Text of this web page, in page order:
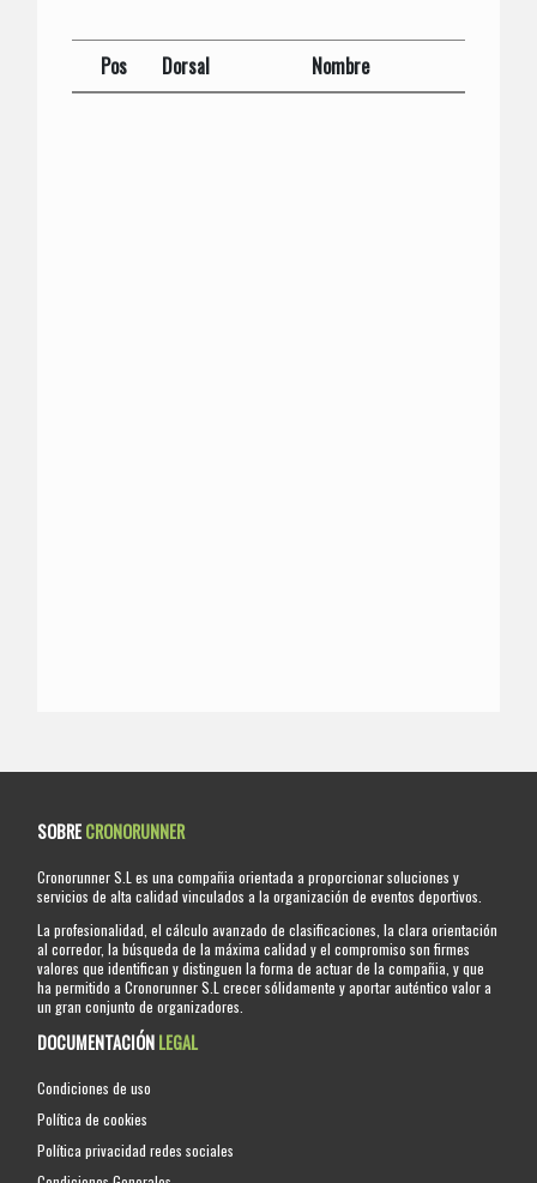
Pos Dorsal Nombre
SOBRECRONORUNNER
Cronorunner S.L es una compañia orientada a proporcionar soluciones y
servicios de alta calidad vinculados a la organización de eventos deportivos.
La profesionalidad, el cálculo avanzado de clasificaciones, la clara orientación
al corredor, la búsqueda de la máxima calidad y el compromiso son firmes
valores que identifican y distinguen la forma de actuar de la compañia, y que
ha permitido a Cronorunner S.L crecer sólidamente y aportar auténtico valor a
un gran conjunto de organizadores.
DOCUMENTACIÓNLEGAL
Condiciones de uso
Política de cookies
Política privacidad redes sociales